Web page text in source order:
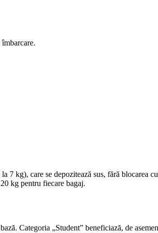
kg), care se depozitează sus, fără blocarea
kg pentru fiecare bagaj.
Categoria „Student” beneficiază, de